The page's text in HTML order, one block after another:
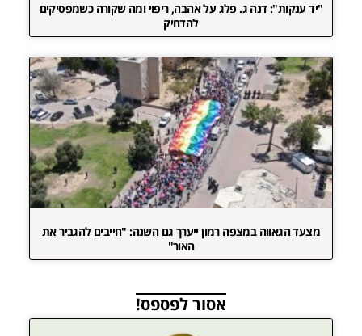
"יד ענקות": דנה ג. פלג על אהבה, ריפוי ומה שקורה כשמפסיקים
להדחיק
מצעד הגאווה במצפה רמון ייערך גם השנה: "חייבים להגביר את
האור"
אסור לפספס!